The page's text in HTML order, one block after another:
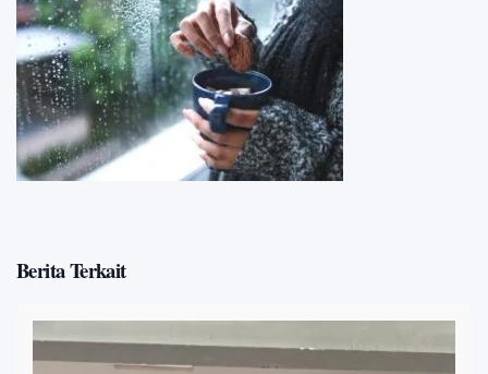
Berita Terkait